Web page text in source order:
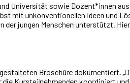
Universität sowie Dozent*innen
mit unkonventionellen Ideen und
jungen Menschen unterstützt.
Broschüre dokumentiert.